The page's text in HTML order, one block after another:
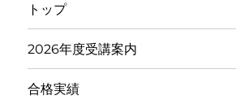
トップ
2026年度受講案内
合格実績